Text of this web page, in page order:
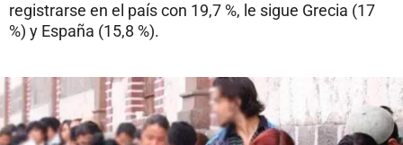
registrarse en el país con 19,7 %, le sigue Grecia (17
%) y España (15,8 %).